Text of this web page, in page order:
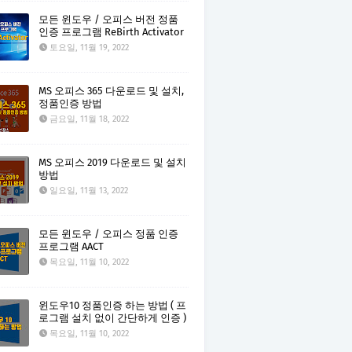
모든 윈도우 / 오피스 버전 정품
인증 프로그램 ReBirth Activator
토요일, 11월 19, 2022
MS 오피스 365 다운로드 및 설치,
정품인증 방법
금요일, 11월 18, 2022
MS 오피스 2019 다운로드 및 설치
방법
일요일, 11월 13, 2022
모든 윈도우 / 오피스 정품 인증
프로그램 AACT
목요일, 11월 10, 2022
윈도우10 정품인증 하는 방법 ( 프
로그램 설치 없이 간단하게 인증 )
목요일, 11월 10, 2022